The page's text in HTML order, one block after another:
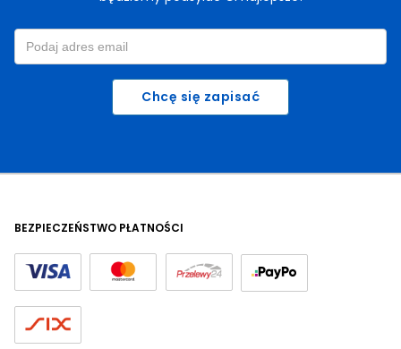
Chcę się zapisać
BEZPIECZEŃSTWO PŁATNOŚCI